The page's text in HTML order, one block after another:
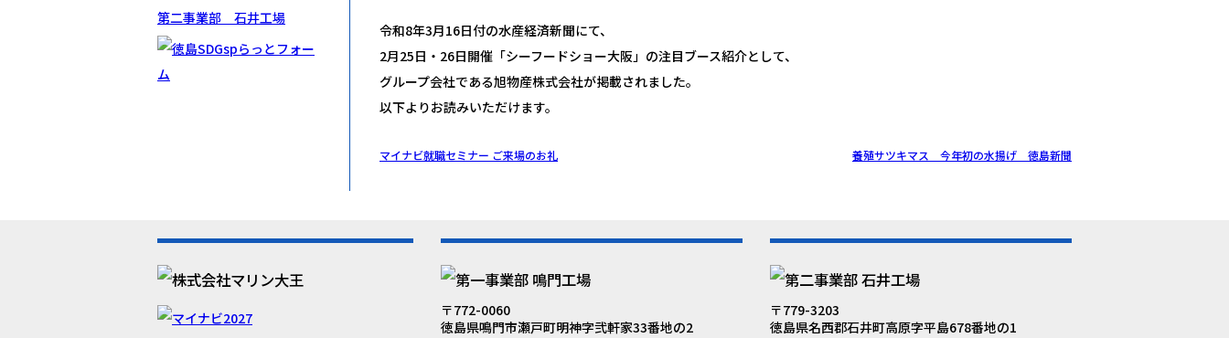
令和8年3月16日付の水産経済新聞にて、
2月25日・26日開催「シーフードショー大阪」の注目ブース紹介として、
グループ会社である旭物産株式会社が掲載されました。
以下よりお読みいただけます。
マイナビ就職セミナー ご来場のお礼 養殖サツキマス 今年初の水揚げ 徳島新聞
〒772-0060
徳島県鳴門市瀬戸町明神字弐軒家33番地の2
〒779-3203
徳島県名西郡石井町高原字平島678番地の1